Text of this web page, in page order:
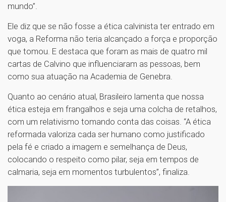
mundo”.
Ele diz que se não fosse a ética calvinista ter entrado em
voga, a Reforma não teria alcançado a força e proporção
que tomou. E destaca que foram as mais de quatro mil
cartas de Calvino que influenciaram as pessoas, bem
como sua atuação na Academia de Genebra.
Quanto ao cenário atual, Brasileiro lamenta que nossa
ética esteja em frangalhos e seja uma colcha de retalhos,
com um relativismo tomando conta das coisas. “A ética
reformada valoriza cada ser humano como justificado
pela fé e criado a imagem e semelhança de Deus,
colocando o respeito como pilar, seja em tempos de
calmaria, seja em momentos turbulentos”, finaliza.